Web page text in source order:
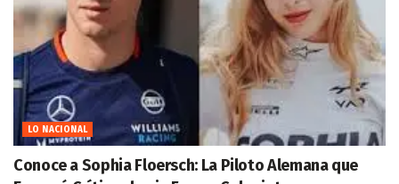
LO NACIONAL
Conoce a Sophia Floersch: La Piloto Alemana que